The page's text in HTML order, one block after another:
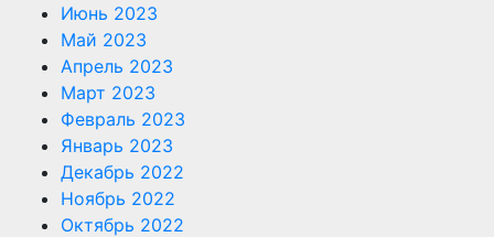
Июнь 2023
Май 2023
Апрель 2023
Март 2023
Февраль 2023
Январь 2023
Декабрь 2022
Ноябрь 2022
Октябрь 2022